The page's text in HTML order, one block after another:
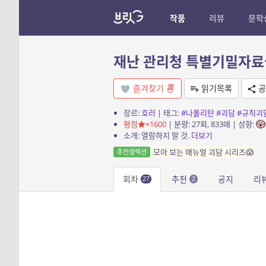
작품 리뷰 문학
재난 관리청 특별기밀자
즐겨찾기 읽기목록
장르:호러 | 태그:#나폴리탄#괴담#규칙괴
평점
×1600| 분량: 27회, 833매 | 성향:
소개: 열람하지 말 것. 더보기
추천셀렉션 모아 보는 매뉴얼 괴담 시리즈😱
회차 27 추천 2 공지 리